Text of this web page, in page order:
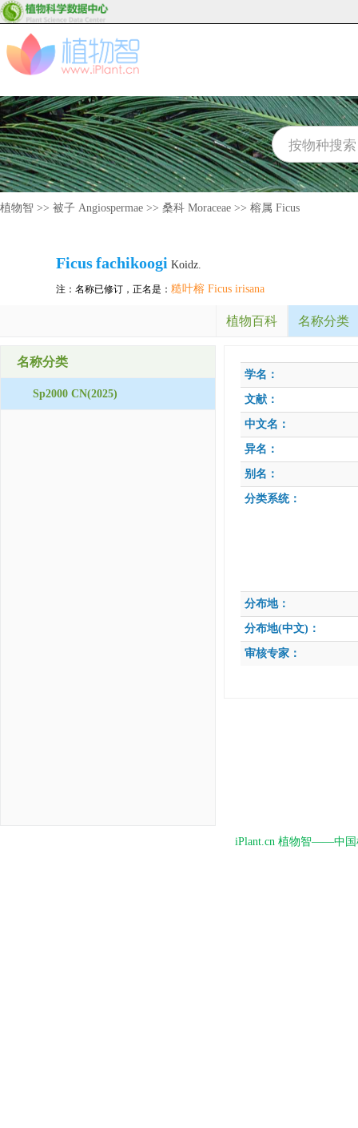
植物智 >> 被子 Angiospermae >> 桑科 Moraceae >> 榕属 Ficus
Ficusfachikoogi Koidz.
注：名称已修订，正名是： 糙叶榕 Ficus irisana
植物百科 名称分类
名称分类
Sp2000 CN(2025)
学名：
文献：
中文名：
异名：
别名：
分类系统：
分布地：
分布地(中文)：
审核专家：
iPlant.cn 植物智——中国